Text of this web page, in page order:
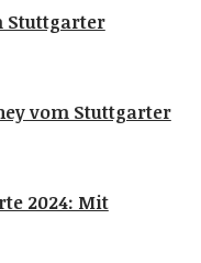
Stuttgarter
vom Stuttgarter
2024: Mit